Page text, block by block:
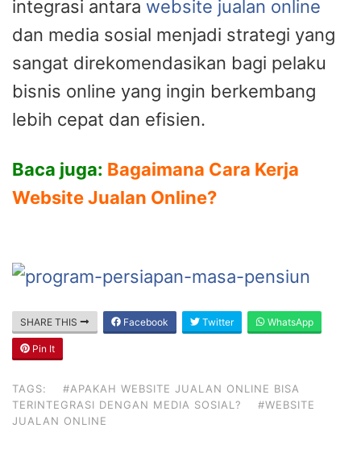
integrasi antara website jualan online
dan media sosial menjadi strategi yang
sangat direkomendasikan bagi pelaku
bisnis online yang ingin berkembang
lebih cepat dan efisien.
Baca juga: Bagaimana Cara Kerja
Website Jualan Online?
SHARE THIS Facebook Twitter WhatsApp
Pin It
TAGS:
#APAKAH WEBSITE JUALAN ONLINE BISA
TERINTEGRASI DENGAN MEDIA SOSIAL?
#WEBSITE
JUALAN ONLINE